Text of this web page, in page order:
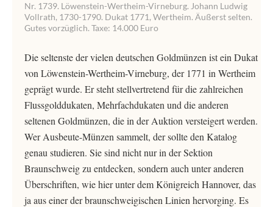
Nr. 1739. Löwenstein-Wertheim-Virneburg. Johann Ludwig
Vollrath, 1730-1790. Dukat 1771, Wertheim. Äußerst selten.
Gutes vorzüglich. Taxe: 14.000 Euro
Die seltenste der vielen deutschen Goldmünzen ist ein Dukat
von Löwenstein-Wertheim-Virneburg, der 1771 in Wertheim
geprägt wurde. Er steht stellvertretend für die zahlreichen
Flussgolddukaten, Mehrfachdukaten und die anderen
seltenen Goldmünzen, die in der Auktion versteigert werden.
Wer Ausbeute-Münzen sammelt, der sollte den Katalog
genau studieren. Sie sind nicht nur in der Sektion
Braunschweig zu entdecken, sondern auch unter anderen
Überschriften, wie hier unter dem Königreich Hannover, das
ja aus einer der braunschweigischen Linien hervorging. Es